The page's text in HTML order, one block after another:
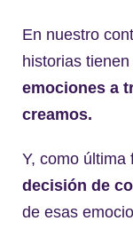
En nuestro
historias
emociones a
creamos.
Y, como última
decisión de
de esas